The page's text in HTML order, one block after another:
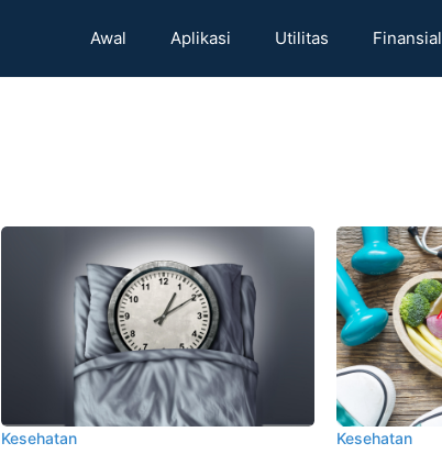
Awal Aplikasi Utilitas Finansial
Kesehatan Kesehatan